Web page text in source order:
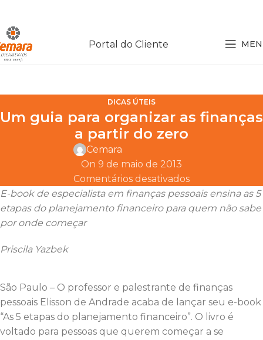
Portal do Cliente
DICAS ÚTEIS
Um guia para organizar as finanças
a partir do zero
Cemara
On 9 de maio de 2013
Comentários desativados
E-book de especialista em finanças pessoais ensina as 5
etapas do planejamento financeiro para quem não sabe
por onde começar
Priscila Yazbek
São Paulo – O professor e palestrante de finanças
pessoais Elisson de Andrade acaba de lançar seu e-book
“As 5 etapas do planejamento financeiro”. O livro é
voltado para pessoas que querem começar a se